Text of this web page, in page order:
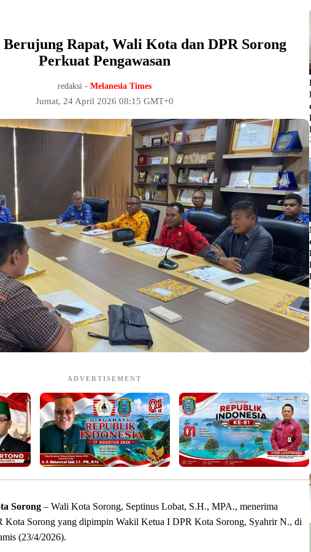
Rapat, Wali Kota dan DPR Sorong
Perkuat Pengawasan
redaksi -Melanesia Times
Jumat, 24 April 2026 08:15 GMT+0
ADVERTISEMENT
Sorong – Wali Kota Sorong, Septinus Lobat, S.H., MPA., menerima
Sorong yang dipimpin Wakil Ketua I DPR Kota Sorong, Syahrir N., di
(23/4/2026).